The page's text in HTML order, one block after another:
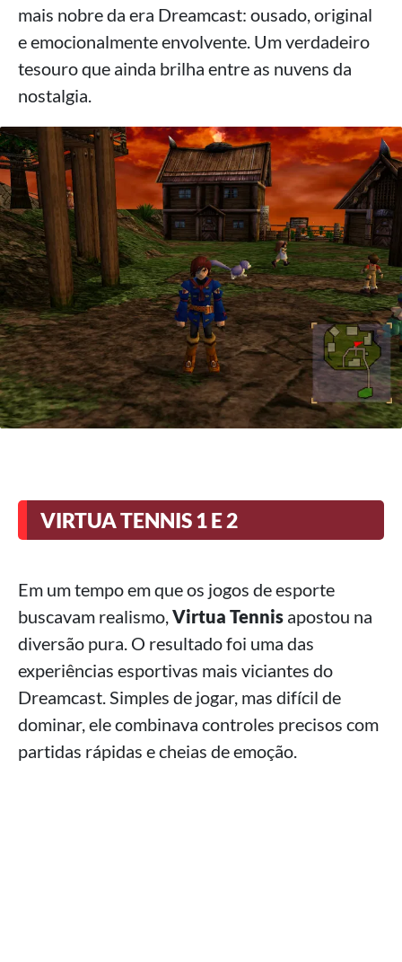
mais nobre da era Dreamcast: ousado, original
e emocionalmente envolvente. Um verdadeiro
tesouro que ainda brilha entre as nuvens da
nostalgia.
VIRTUA TENNIS 1 E 2
Em um tempo em que os jogos de esporte
buscavam realismo,Virtua Tennis apostou na
diversão pura. O resultado foi uma das
experiências esportivas mais viciantes do
Dreamcast. Simples de jogar, mas difícil de
dominar, ele combinava controles precisos com
partidas rápidas e cheias de emoção.